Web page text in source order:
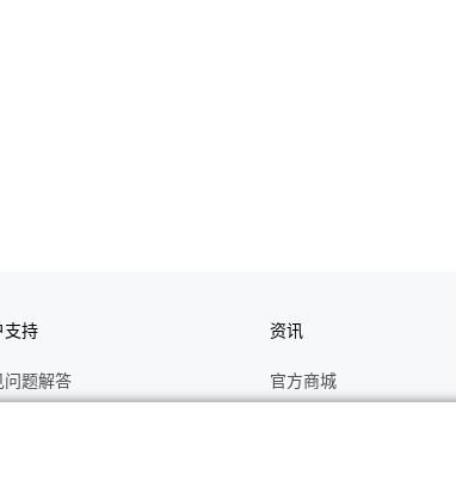
支持
问题解答
资讯
官方商城